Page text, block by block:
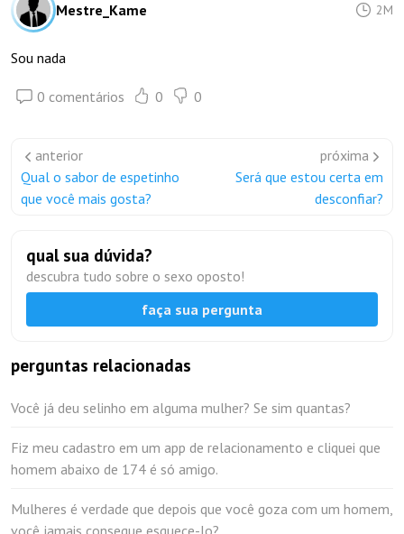
Mestre_Kame 2M
Sou nada
0 comentários 0 0
anterior
Qual o sabor de espetinho
que você mais gosta?
próxima
Será que estou certa em
desconfiar?
qual sua dúvida?
descubra tudo sobre o sexo oposto!
faça sua pergunta
perguntas relacionadas
Você já deu selinho em alguma mulher? Se sim quantas?
Fiz meu cadastro em um app de relacionamento e cliquei que
homem abaixo de 174 é só amigo.
Mulheres é verdade que depois que você goza com um homem,